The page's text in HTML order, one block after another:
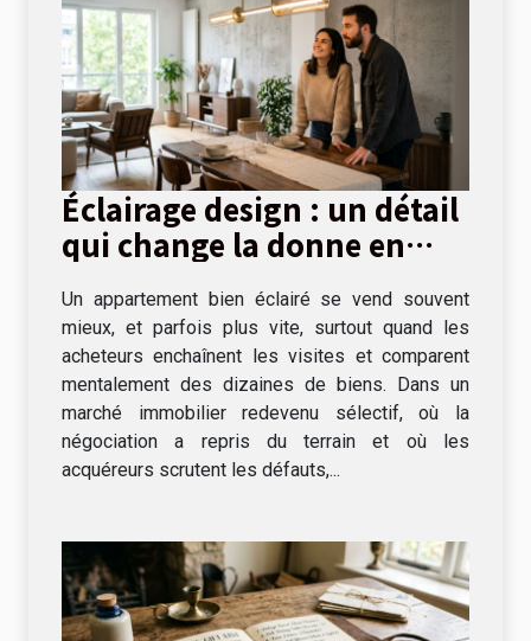
Éclairage design : un détail
qui change la donne en
Un appartement bien éclairé se vend souvent
mieux, et parfois plus vite, surtout quand les
acheteurs enchaînent les visites et comparent
mentalement des dizaines de biens. Dans un
marché immobilier redevenu sélectif, où la
négociation a repris du terrain et où les
acquéreurs scrutent les défauts,...